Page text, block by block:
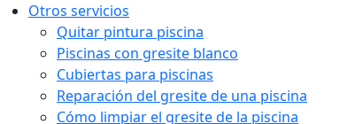
Otros servicios
Quitar pintura piscina
Piscinas con gresite blanco
Cubiertas para piscinas
Reparación del gresite de una piscina
Cómo limpiar el gresite de la piscina